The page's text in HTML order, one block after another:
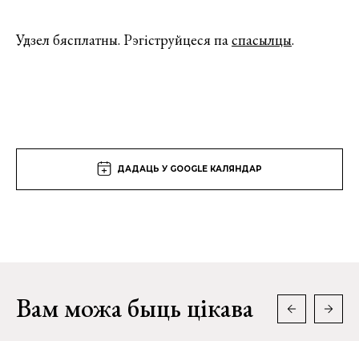
Удзел бясплатны. Рэгіструйцеся паспасылцы.
ДАДАЦЬ У GOOGLE КАЛЯНДАР
Вам можа быць цікава